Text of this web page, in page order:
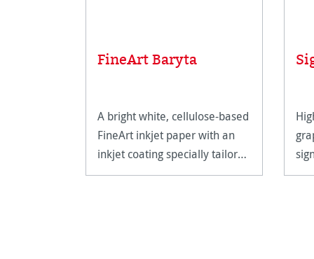
FineArt Baryta
A bright white, cellulose-based
FineArt inkjet paper with an
inkjet coating specially tailored
for FineArt use.